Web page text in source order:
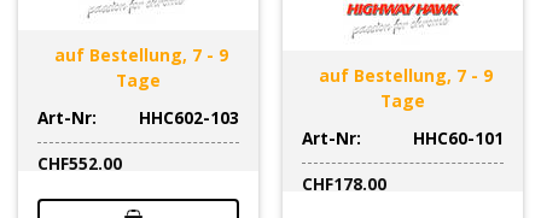
auf Bestellung, 7 - 9
Tage
Art-Nr:
HHC602-103
CHF552.00
auf Bestellung, 7 - 9
Tage
Art-Nr:
HHC60-101
CHF178.00